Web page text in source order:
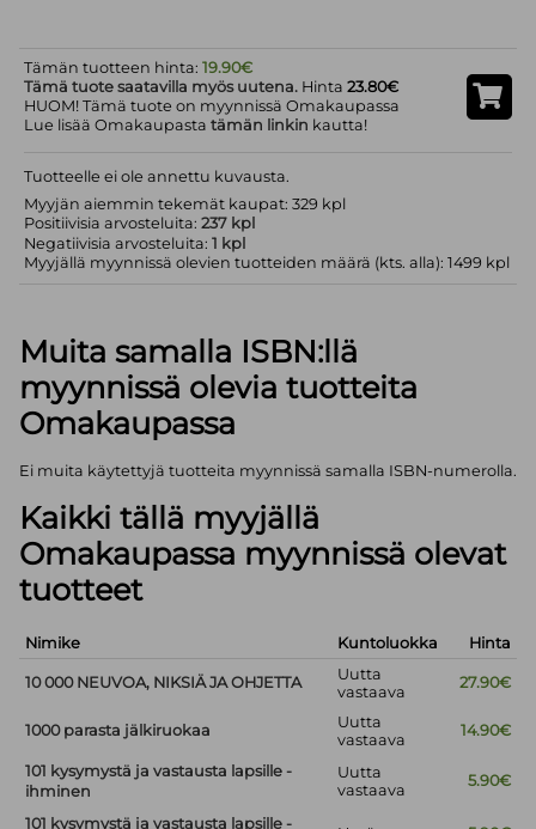
Tämän tuotteen hinta:19.90€
Tämä tuote saatavilla myös uutena. Hinta23.80€
HUOM! Tämä tuote on myynnissä Omakaupassa
Lue lisää Omakaupastatämän linkin kautta!
Tuotteelle ei ole annettu kuvausta.
Myyjän aiemmin tekemät kaupat: 329 kpl
Positiivisia arvosteluita:237 kpl
Negatiivisia arvosteluita:1 kpl
Myyjällä myynnissä olevien tuotteiden määrä (kts. alla): 1499 kpl
Muita samalla ISBN:llä
myynnissä olevia tuotteita
Omakaupassa
Ei muita käytettyjä tuotteita myynnissä samalla ISBN-numerolla.
Kaikki tällä myyjällä
Omakaupassa myynnissä olevat
tuotteet
Nimike Kuntoluokka Hinta
10 000 NEUVOA, NIKSIÄ JA OHJETTA
Uutta
vastaava
27.90€
1000 parasta jälkiruokaa
Uutta
vastaava
14.90€
101 kysymystä ja vastausta lapsille -
ihminen
Uutta
vastaava
5.90€
101 kysymystä ja vastausta lapsille -